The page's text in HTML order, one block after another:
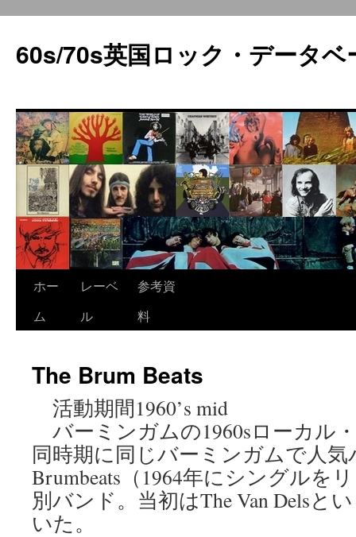
60s/70s英国ロック・データベ
ン
ス
ッ
ホー
ム
レーベ
ル
参考資
料
The Brum Beats
活動期間1960’s mid
バーミンガムの1960sローカル
同時期に同じバーミンガムで人
Brumbeats（1964年にシングルを
別バンド。当初はThe Van Delsと
いた。